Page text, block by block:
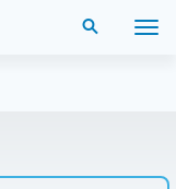
Menu
Recherche